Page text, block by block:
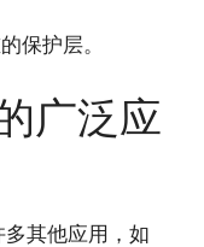
保护层。
广泛应
其他应用，如